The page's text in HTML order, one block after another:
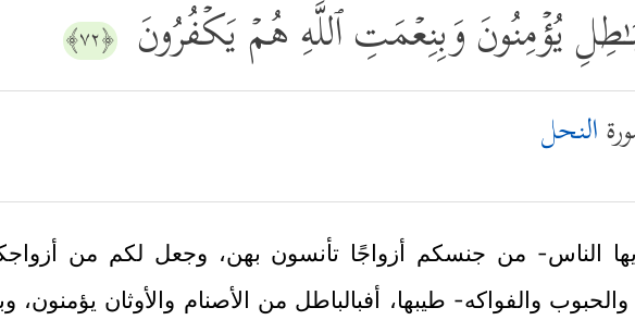
یُؤۡمِنُونَ وَبِنِعۡمَتِ ٱللَّهِ هُمۡ یَكۡفُرُونَ ﴿٧٢﴾
النحل
الناس- من جنسكم أزواجًا تأنسون بهن، وجعل لكم من أزواجكم
والفواكه- طيبها، أفبالباطل من الأصنام والأوثان يؤمنون،